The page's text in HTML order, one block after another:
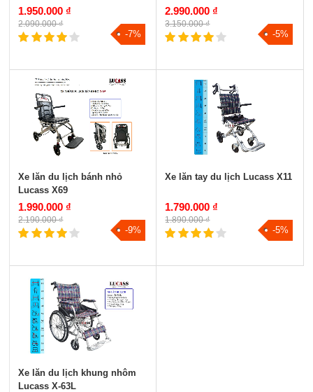
1.950.000 ₫
2.090.000 ₫
-7%
2.990.000 ₫
3.150.000 ₫
-5%
Xe lăn du lịch bánh nhỏ
Lucass X69
1.990.000 ₫
2.190.000 ₫
-9%
Xe lăn tay du lịch Lucass X11
1.790.000 ₫
1.890.000 ₫
-5%
Xe lăn du lịch khung nhôm
Lucass X-63L